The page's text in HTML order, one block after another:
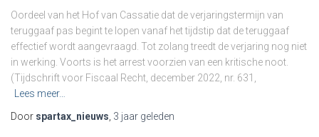
Oordeel van het Hof van Cassatie dat de verjaringstermijn van
teruggaaf pas begint te lopen vanaf het tijdstip dat de teruggaaf
effectief wordt aangevraagd. Tot zolang treedt de verjaring nog niet
in werking. Voorts is het arrest voorzien van een kritische noot.
(Tijdschrift voor Fiscaal Recht, december 2022, nr. 631,
Lees meer…
Door spartax_nieuws 3 jaar geleden